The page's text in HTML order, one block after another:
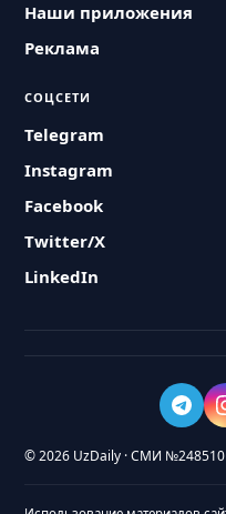
Наши приложения
Реклама
СОЦСЕТИ
Telegram
Instagram
Facebook
Twitter/X
LinkedIn
© 2026 UzDaily · СМИ №248510